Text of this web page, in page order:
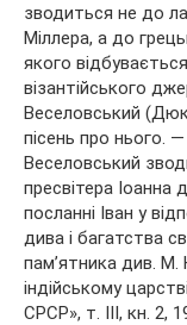
зводиться не до
Міллера, а до
якого
візантійського
Веселовський (Дюк
пісень про нього.
Веселовський
пресвітера Іоанна
посланні Іван у
дива і багатства
пам’ятника див. М.
індійському
СРСР», т. III, кн. 2,